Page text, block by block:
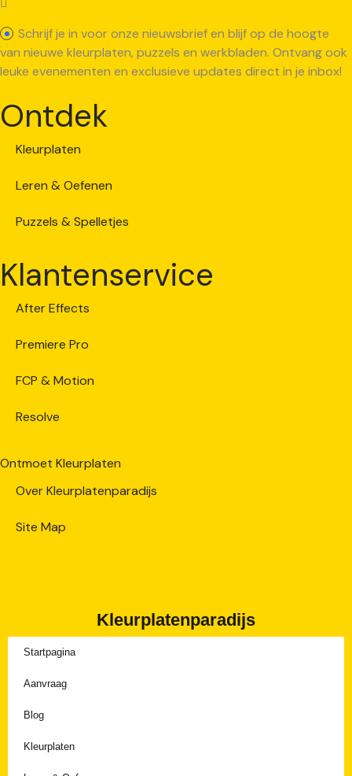
Schrijf je in voor onze nieuwsbrief en blijf op de hoogte
van nieuwe kleurplaten, puzzels en werkbladen. Ontvang ook
leuke evenementen en exclusieve updates direct in je inbox!
Ontdek
Kleurplaten
Leren & Oefenen
Puzzels & Spelletjes
Klantenservice
After Effects
Premiere Pro
FCP & Motion
Resolve
Ontmoet Kleurplaten
Over Kleurplatenparadijs
Site Map
Kleurplatenparadijs
Startpagina
Aanvraag
Blog
Kleurplaten